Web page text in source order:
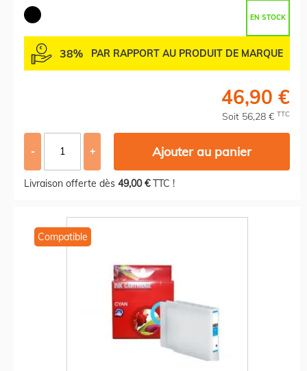
EN STOCK
38% PAR RAPPORT AU PRODUIT DE MARQUE
46,90 €
Soit 56,28 € TTC
- + Ajouter au panier
Livraison offerte dès 49,00 €TTC !
Compatible